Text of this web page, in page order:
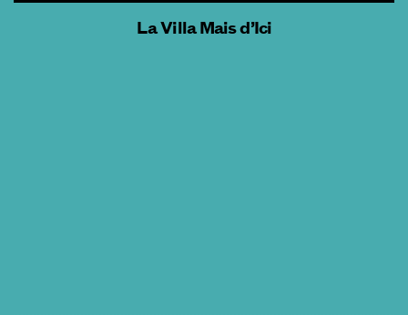
La Villa Mais d’Ici